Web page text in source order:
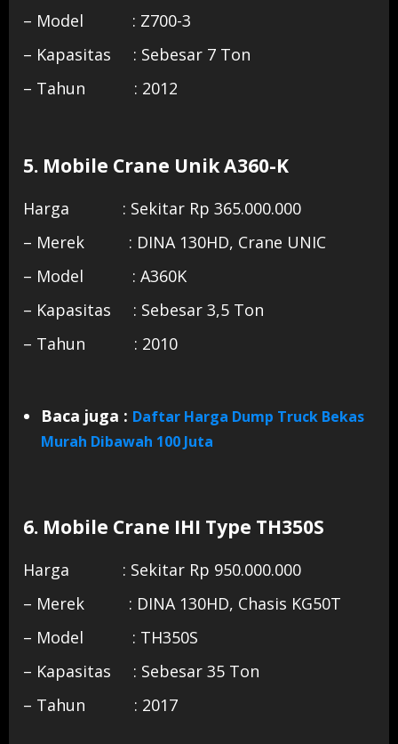
– Model : Z700-3
– Kapasitas : Sebesar 7 Ton
– Tahun : 2012
5. Mobile Crane Unik A360-K
Harga : Sekitar Rp 365.000.000
– Merek : DINA 130HD, Crane UNIC
– Model : A360K
– Kapasitas : Sebesar 3,5 Ton
– Tahun : 2010
Baca juga : Daftar Harga Dump Truck Bekas
Murah Dibawah 100 Juta
6. Mobile Crane IHI Type TH350S
Harga : Sekitar Rp 950.000.000
– Merek : DINA 130HD, Chasis KG50T
– Model : TH350S
– Kapasitas : Sebesar 35 Ton
– Tahun : 2017